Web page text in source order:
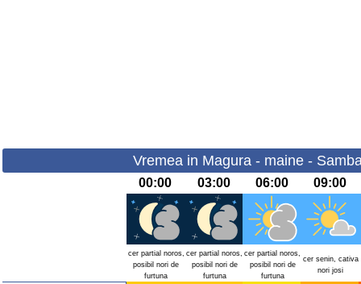
Vremea in Magura - maine -
00:00 03:00 06:00 09:00
cer partial noros,
posibil nori de
furtuna
cer partial noros,
posibil nori de
furtuna
cer partial noros,
posibil nori de
furtuna
cer senin, cativa
nori josi